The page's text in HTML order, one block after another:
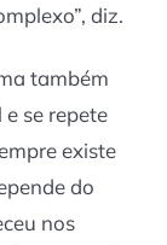
diz.
também
se repete
existe
do
nos